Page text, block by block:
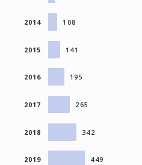
108
2014
141
2015
195
2016
265
2017
342
2018
449
2019